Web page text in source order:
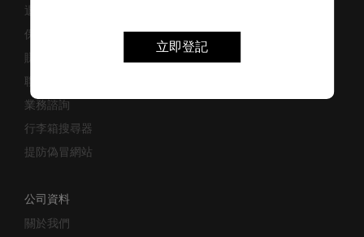
立即登記
退貨與換貨
保修條款及細則
賺取「亞洲萬里通」條款
聯絡我們
業務諮詢
行李箱搜尋器
提防偽冒網站
公司資料
關於我們